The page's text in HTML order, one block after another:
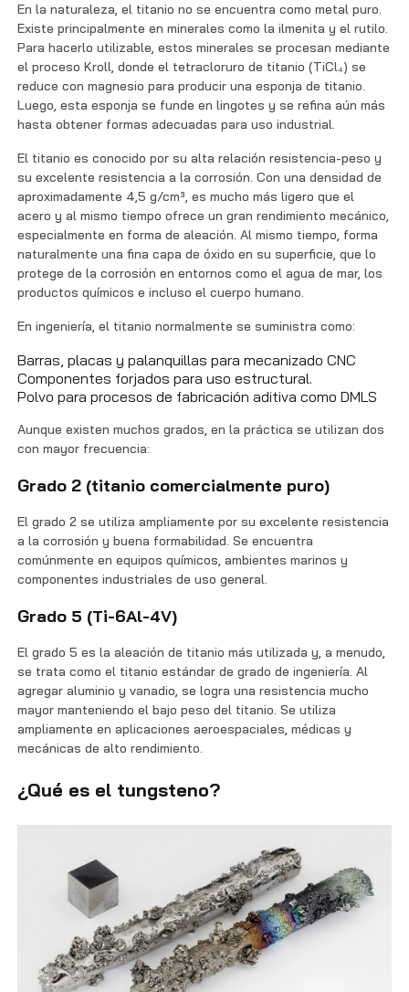
En la naturaleza, el titanio no se encuentra como metal puro.
Existe principalmente en minerales como la ilmenita y el rutilo.
Para hacerlo utilizable, estos minerales se procesan mediante
el proceso Kroll, donde el tetracloruro de titanio (TiCl₄) se
reduce con magnesio para producir una esponja de titanio.
Luego, esta esponja se funde en lingotes y se refina aún más
hasta obtener formas adecuadas para uso industrial.
El titanio es conocido por su alta relación resistencia-peso y
su excelente resistencia a la corrosión. Con una densidad de
aproximadamente 4,5 g/cm³, es mucho más ligero que el
acero y al mismo tiempo ofrece un gran rendimiento mecánico,
especialmente en forma de aleación. Al mismo tiempo, forma
naturalmente una fina capa de óxido en su superficie, que lo
protege de la corrosión en entornos como el agua de mar, los
productos químicos e incluso el cuerpo humano.
En ingeniería, el titanio normalmente se suministra como:
Barras, placas y palanquillas para mecanizado CNC
Componentes forjados para uso estructural.
Polvo para procesos de fabricación aditiva como DMLS
Aunque existen muchos grados, en la práctica se utilizan dos
con mayor frecuencia:
Grado 2 (titanio comercialmente puro)
El grado 2 se utiliza ampliamente por su excelente resistencia
a la corrosión y buena formabilidad. Se encuentra
comúnmente en equipos químicos, ambientes marinos y
componentes industriales de uso general.
Grado 5 (Ti-6Al-4V)
El grado 5 es la aleación de titanio más utilizada y, a menudo,
se trata como el titanio estándar de grado de ingeniería. Al
agregar aluminio y vanadio, se logra una resistencia mucho
mayor manteniendo el bajo peso del titanio. Se utiliza
ampliamente en aplicaciones aeroespaciales, médicas y
mecánicas de alto rendimiento.
¿Qué es el tungsteno?